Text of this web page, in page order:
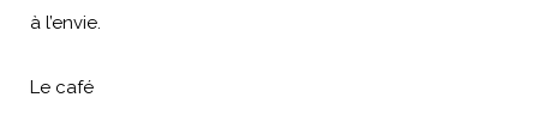
à l’envie.
Le café